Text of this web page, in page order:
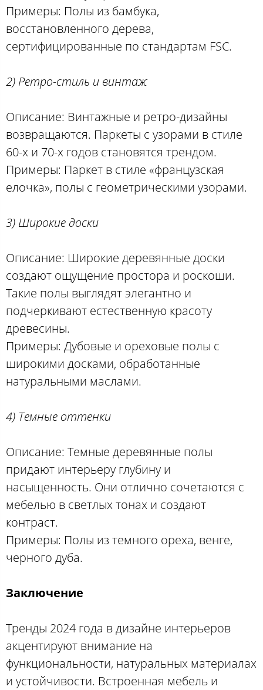
Примеры: Полы из бамбука,
восстановленного дерева,
сертифицированные по стандартам FSC.
2) Ретро-стиль и винтаж
Описание: Винтажные и ретро-дизайны
возвращаются. Паркеты с узорами в стиле
60-х и 70-х годов становятся трендом.
Примеры: Паркет в стиле «французская
елочка», полы с геометрическими узорами.
3) Широкие доски
Описание: Широкие деревянные доски
создают ощущение простора и роскоши.
Такие полы выглядят элегантно и
подчеркивают естественную красоту
древесины.
Примеры: Дубовые и ореховые полы с
широкими досками, обработанные
натуральными маслами.
4) Темные оттенки
Описание: Темные деревянные полы
придают интерьеру глубину и
насыщенность. Они отлично сочетаются с
мебелью в светлых тонах и создают
контраст.
Примеры: Полы из темного ореха, венге,
черного дуба.
Заключение
Тренды 2024 года в дизайне интерьеров
акцентируют внимание на
функциональности, натуральных материалах
и устойчивости. Встроенная мебель и